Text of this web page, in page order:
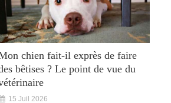
chien fait-il exprès de faire
bêtises ? Le point de vue du
15 Juil 2026